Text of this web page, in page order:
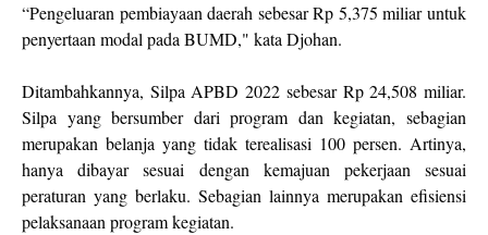
“Pengeluaran pembiayaan daerah sebesar Rp 5,375 miliar untuk
penyertaan modal pada BUMD," kata Djohan.
Ditambahkannya, Silpa APBD 2022 sebesar Rp 24,508 miliar.
Silpa yang bersumber dari program dan kegiatan, sebagian
merupakan belanja yang tidak terealisasi 100 persen. Artinya,
hanya dibayar sesuai dengan kemajuan pekerjaan sesuai
peraturan yang berlaku. Sebagian lainnya merupakan efisiensi
pelaksanaan program kegiatan.